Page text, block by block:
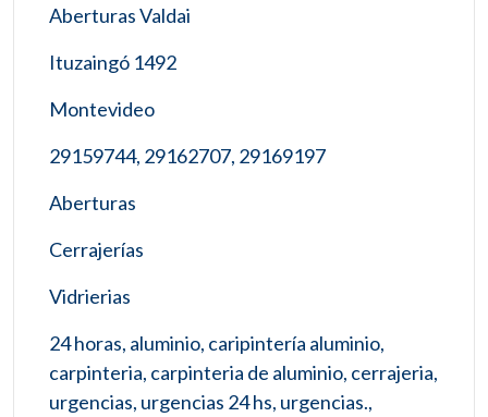
Aberturas Valdai
Ituzaingó 1492
Montevideo
29159744, 29162707, 29169197
Aberturas
Cerrajerías
Vidrierias
24 horas, aluminio, caripintería aluminio,
carpinteria, carpinteria de aluminio, cerrajeria,
urgencias, urgencias 24 hs, urgencias.,